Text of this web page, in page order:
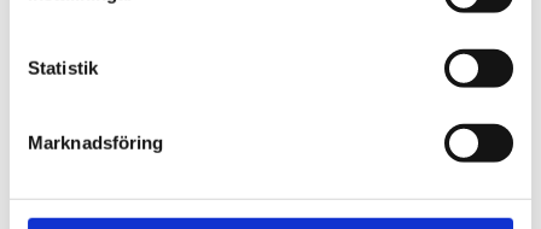
Statistik
Marknadsföring
Köp